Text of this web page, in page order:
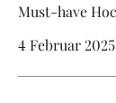
Must-have
4 Februar 2025